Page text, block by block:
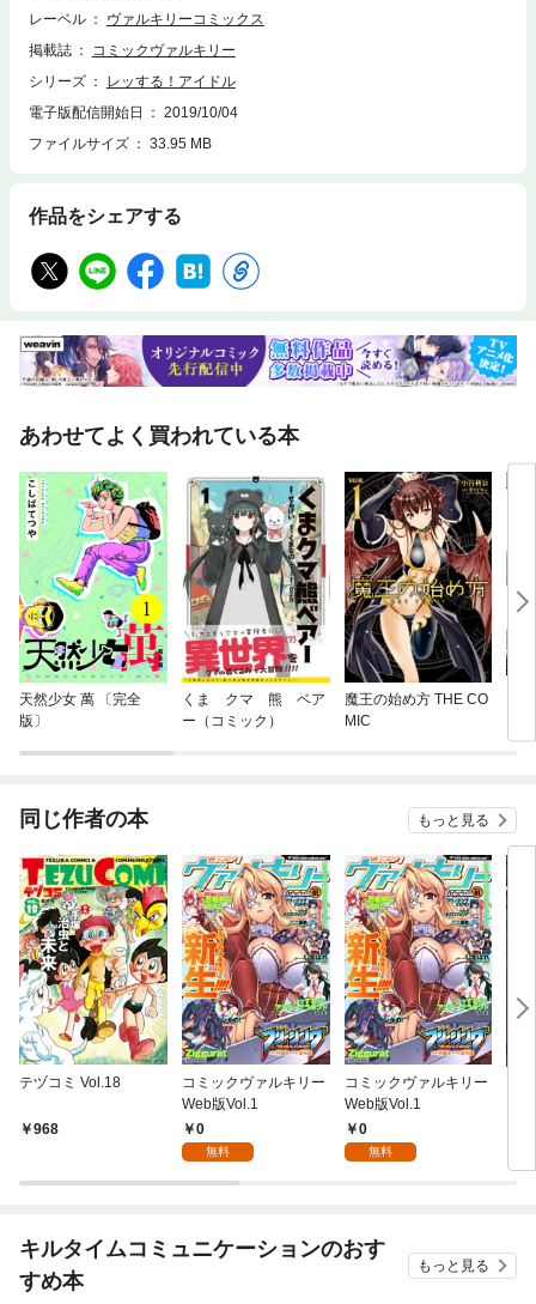
レーベル
ヴァルキリーコミックス
掲載誌
コミックヴァルキリー
シリーズ
レッする！アイドル
電子版配信開始日
2019/10/04
ファイルサイズ
33.95 MB
作品をシェアする
あわせてよく買われている本
天然少女 萬 〔完全
版〕
くま クマ 熊 ベア
ー（コミック）
魔王の始め方 THE CO
MIC
同じ作者の本 もっと見る
テヅコミ Vol.18
968
コミックヴァルキリー
Web版Vol.1
0
無料
コミックヴァルキリー
Web版Vol.1
0
無料
キルタイムコミュニケーションのおす
すめ本
もっと見る